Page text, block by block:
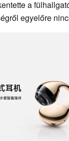
a
egyelőre